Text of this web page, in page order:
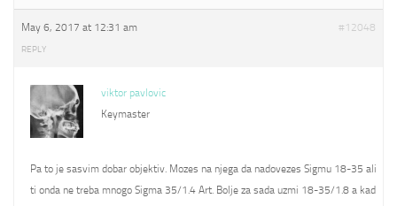
May 6, 2017 at 12:31 am #12048
REPLY
viktor pavlovic
Keymaster
Pa to je sasvim dobar objektiv. Mozes na njega da nadovezes Sigmu 18-35 ali
ti onda ne treba mnogo Sigma 35/1.4 Art. Bolje za sada uzmi 18-35/1.8 a kad